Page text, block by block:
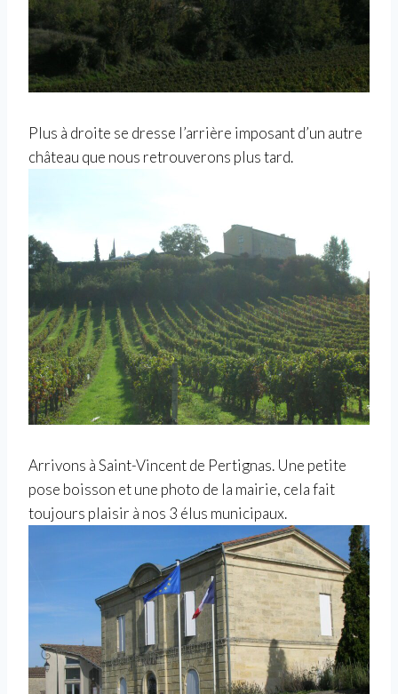
Plus à droite se dresse l’arrière imposant d’un autre
château que nous retrouverons plus tard.
Arrivons à Saint-Vincent de Pertignas. Une petite
pose boisson et une photo de la mairie, cela fait
toujours plaisir à nos 3 élus municipaux.